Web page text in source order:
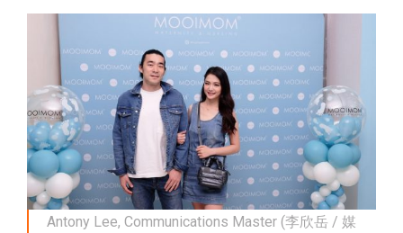
Antony Lee, Communications Master (李欣岳 / 媒